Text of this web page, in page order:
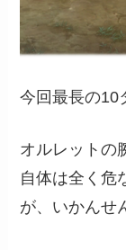
今回最長の10
オルレットの
自体は全く危
が、いかんせ